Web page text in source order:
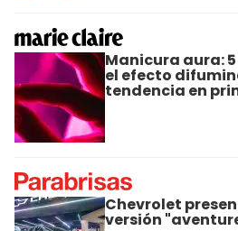
Manicura aura:
el efecto
tendencia en
Chevrolet
versión